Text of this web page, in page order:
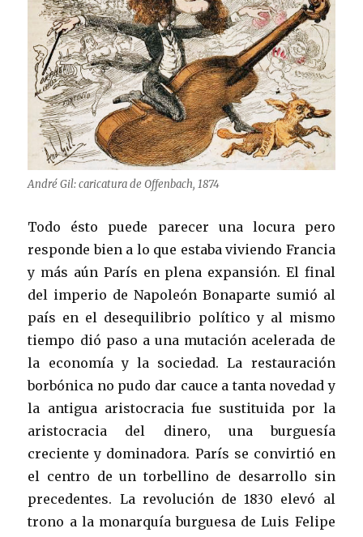
André Gil: caricatura de Offenbach, 1874
Todo ésto puede parecer una locura pero
responde bien a lo que estaba viviendo Francia
y más aún París en plena expansión. El final
del imperio de Napoleón Bonaparte sumió al
país en el desequilibrio político y al mismo
tiempo dió paso a una mutación acelerada de
la economía y la sociedad. La restauración
borbónica no pudo dar cauce a tanta novedad y
la antigua aristocracia fue sustituida por la
aristocracia del dinero, una burguesía
creciente y dominadora. París se convirtió en
el centro de un torbellino de desarrollo sin
precedentes. La revolución de 1830 elevó al
trono a la monarquía burguesa de Luis Felipe